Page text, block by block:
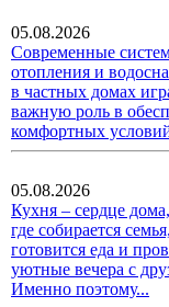
05.08.2026
Современные
отопления и
в частных домах
важную роль в
комфортных
05.08.2026
Кухня – сердце
где собирается семья,
готовится еда и
уютные вечера с
Именно поэтому...